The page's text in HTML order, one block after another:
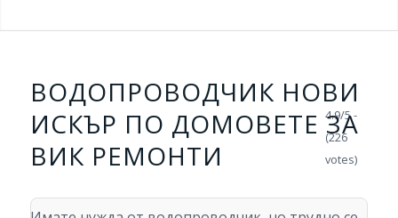
ВОДОПРОВОДЧИК НОВИ
ИСКЪР ПО ДОМОВЕТЕ ЗА
ВИК РЕМОНТИ
4.9/5 -
(226
votes)